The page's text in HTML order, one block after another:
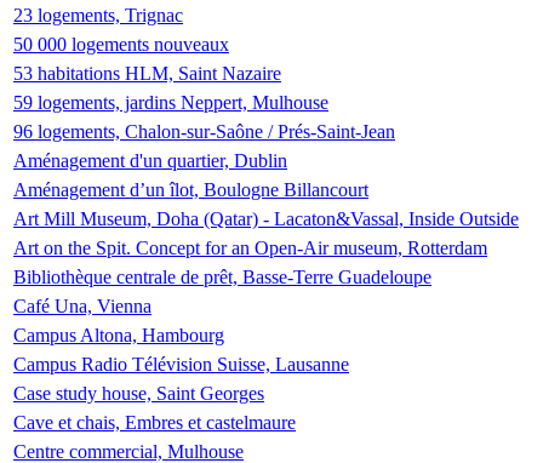
23 logements, Trignac
50 000 logements nouveaux
53 habitations HLM, Saint Nazaire
59 logements, jardins Neppert, Mulhouse
96 logements, Chalon-sur-Saône / Prés-Saint-Jean
Aménagement d'un quartier, Dublin
Aménagement d’un îlot, Boulogne Billancourt
Art Mill Museum, Doha (Qatar) - Lacaton&Vassal, Inside Outside
Art on the Spit. Concept for an Open-Air museum, Rotterdam
Bibliothèque centrale de prêt, Basse-Terre Guadeloupe
Café Una, Vienna
Campus Altona, Hambourg
Campus Radio Télévision Suisse, Lausanne
Case study house, Saint Georges
Cave et chais, Embres et castelmaure
Centre commercial, Mulhouse